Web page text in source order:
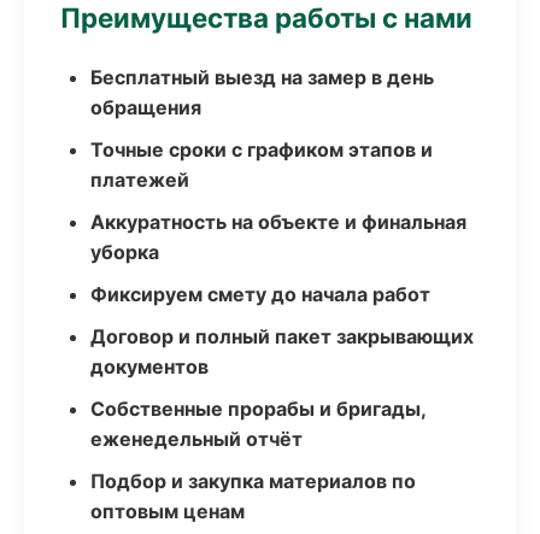
Преимущества работы с нами
Бесплатный выезд на замер в день
обращения
Точные сроки с графиком этапов и
платежей
Аккуратность на объекте и финальная
уборка
Фиксируем смету до начала работ
Договор и полный пакет закрывающих
документов
Собственные прорабы и бригады,
еженедельный отчёт
Подбор и закупка материалов по
оптовым ценам